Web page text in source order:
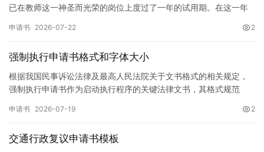
已在教师这一神圣而光荣的岗位上度过了一年的试用期。在这一年
申请书 2026-07-22 2
强制执行申请书格式和字体大小
根据我国民事诉讼法律及最高人民法院关于文书格式的相关规定，
强制执行申请书作为启动执行程序的关键法律文书，其格式规范
纸张与…
申请书 2026-07-19 2
交通行政复议申请书模板